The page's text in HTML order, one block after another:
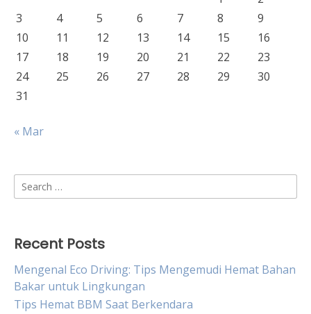
3
4 5 6 7 8
9
10
11 12 13 14 15
16
17
18 19 20 21 22
23
24
25 26 27 28 29
30
31
« Mar
Search
for:
Recent Posts
Mengenal Eco Driving: Tips Mengemudi Hemat Bahan
Bakar untuk Lingkungan
Tips Hemat BBM Saat Berkendara